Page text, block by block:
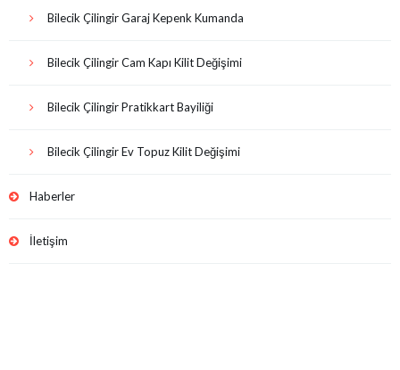
Bilecik Çilingir Garaj Kepenk Kumanda
Bilecik Çilingir Cam Kapı Kilit Değişimi
Bilecik Çilingir Pratikkart Bayiliği
Bilecik Çilingir Ev Topuz Kilit Değişimi
Haberler
İletişim